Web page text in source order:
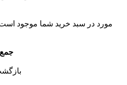
مورد در سبد خرید شما موجود